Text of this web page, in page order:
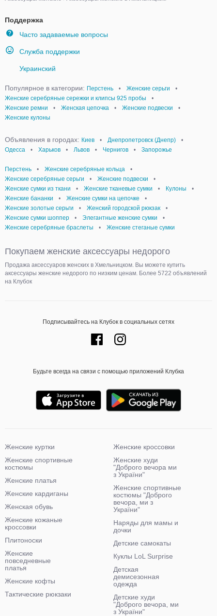
Поддержка
Часто задаваемые вопросы
Служба поддержки
Украинский
Популярное в категории: Перстень • Женские серьги
•
Женские серебряные сережки и клипсы 925 пробы
•
Женские ремни
• Женская цепочка • Женские подвески
•
Женские кулоны
Объявления в городах: Киев • Днепропетровск (Днепр)
•
Одесса
• Харьков • Львов • Чернигов • Запорожье
Перстень • Женские серебряные кольца
•
Женские серебряные серьги
• Женские подвески
•
Женские сумки из ткани
• Женские тканевые сумки • Кулоны
•
Женские бананки
• Женские сумки на цепочке
•
Женские золотые серьги
• Женский городской рюкзак
•
Женские сумки шоппер
• Элегантные женские сумки
•
Женские серебряные браслеты
• Женские стеганые сумки
Покупаем женские аксессуары недорого
Продажа аксессуаров женских в Хмельницком. Вы можете купить
аксессуары женские недорого по низким ценам. Более 5722 объявлений
на Клубок
Подписывайтесь на Клубок в социальных сетях
Будьте всегда на связи с помощью приложений Клубка
Женские куртки
Женские спортивные
костюмы
Женские платья
Женские кардиганы
Женская обувь
Женские кожаные
кроссовки
Плитоноски
Женские
повседневные
платья
Женские кофты
Тактические рюкзаки
Женские кроссовки
Женские худи
"Доброго вечора ми
з України"
Женские спортивные
костюмы "Доброго
вечора, ми з
України"
Наряды для мамы и
дочки
Детские самокаты
Куклы LoL Surprise
Детская
демисезонная
одежда
Детские худи
"Доброго вечора, ми
з України"